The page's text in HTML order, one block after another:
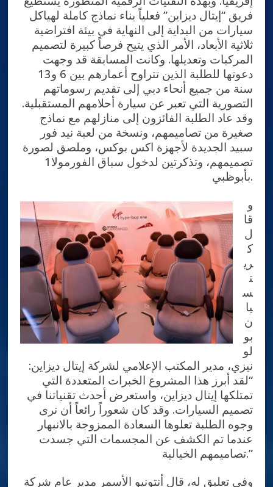
فريق “إيتال ديزاين” فعلياً بناء نماذج كاملة لهياكل
سيارات من البداية إلى النهاية في بيئة افتراضية
ثلاثية الأبعاد، الأمر الذي يتيح فرصاً كبيرة لتصميم
المركبات وتعديلها. وكانت المسابقة قد وجهت
دعوتها للطلبة الذين تتراوح أعمارهم بين 6 و13
سنة من جميع أنحاء دبي إلى تقديم رسوماتهم
التصورية التي تعبر عن سيارة أحلامهم المستقبلية.
وقد عاد الطلبة الفائزون إلى منازلهم مع نماذج
صغيرة من تصاميمهم، ونسخة من لعبة نيد فور
سبيد الجديدة لأجهزة اكس بوكس، وملصق لصورة
تصميمهم، وتذكرتين لدخول سباق الفورمولا1
بأبوظبي.
قا
ل
ك
ري
ت
س
يا
ن
بو
لو
نيزي، مدير المكتب الإعلامي لشركة إيتال ديزاين:
“لقد أبرز هذا المشروع الخبرات المتعددة التي
تمتلكها إيتال ديزاين، واستعرض أحدث تقنياتنا في
تصميم السيارات. وقد كان شعوراً رائعاً أن نرى
وجوه الطلبة تعلوها السعادة الممزوجة بالانبهار
عندما تم الكشف عن المجسمات التي جسدت
تصاميمهم الخيالية.”